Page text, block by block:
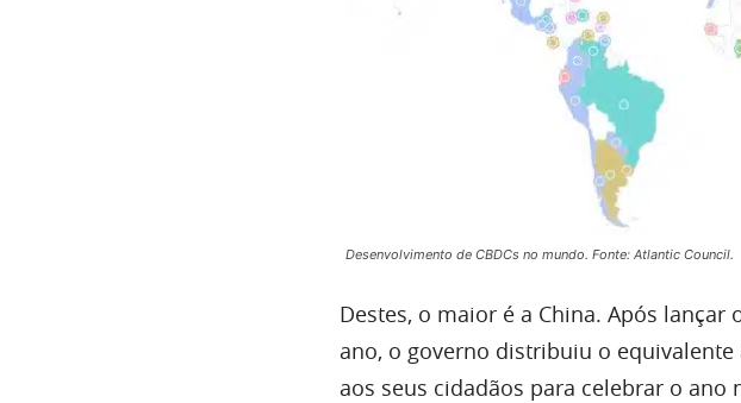
Desenvolvimento de CBDCs no mundo. Fonte: Atlantic Council.
Destes, o maior é a China. Após
ano, o governo distribuiu o
aos seus cidadãos para celebrar o ano